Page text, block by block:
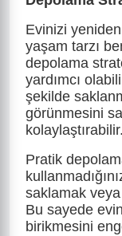
Evinizi
yaşam tarzı
depolama
yardımcı
şekilde
görünmesini
kolaylaştırabilir.
Pratik
saklamak
Bu sayede
birikmesini